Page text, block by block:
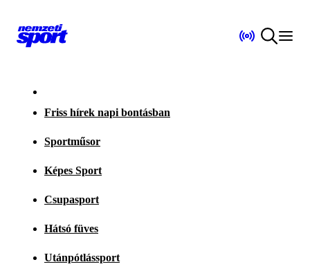
Friss hírek napi bontásban
Sportműsor
Képes Sport
Csupasport
Hátsó füves
Utánpótlássport